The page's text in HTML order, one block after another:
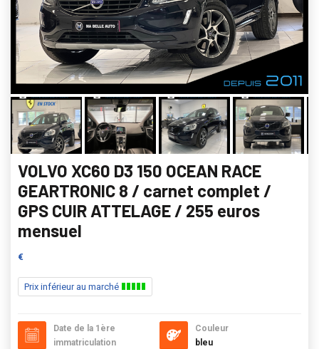
VOLVO XC60 D3 150 OCEAN RACE
GEARTRONIC 8 / carnet complet /
GPS CUIR ATTELAGE / 255 euros
mensuel
€
Prix inférieur au marché
Date de la 1ère
immatriculation
Couleur
bleu